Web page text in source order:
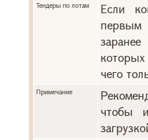
Тендеры по лотам
Если
первым
чего
Примечание
чтобы